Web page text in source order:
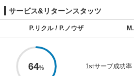
サービス&リターンスタッツ
P.リクル / P.ノウザ
64 1stサーブ成功率